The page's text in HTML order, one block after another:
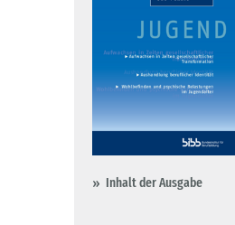
Inhalt der Ausgabe